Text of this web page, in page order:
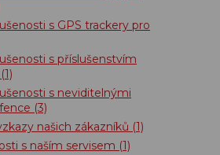
s GPS trackery pro
s příslušenstvím
(1)
s neviditelnými
(3)
našich zákazníků (1)
s naším servisem (1)